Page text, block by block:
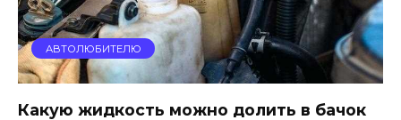
АВТОЛЮБИТЕЛЮ
Какую жидкость можно долить в бачок